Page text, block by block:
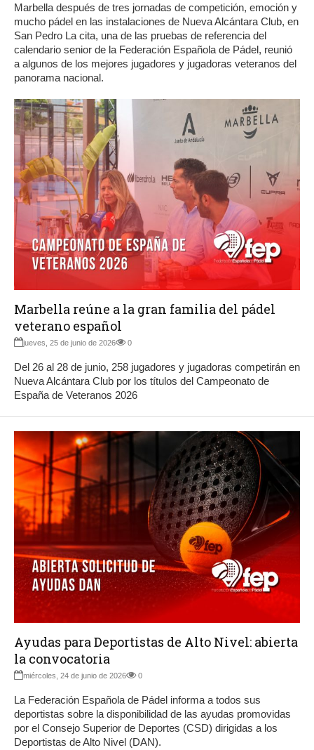
Marbella después de tres jornadas de competición, emoción y
mucho pádel en las instalaciones de Nueva Alcántara Club, en
San Pedro La cita, una de las pruebas de referencia del
calendario senior de la Federación Española de Pádel, reunió
a algunos de los mejores jugadores y jugadoras veteranos del
panorama nacional.
Marbella reúne a la gran familia del pádel
veterano español
jueves, 25 de junio de 2026 0
Del 26 al 28 de junio, 258 jugadores y jugadoras competirán en
Nueva Alcántara Club por los títulos del Campeonato de
España de Veteranos 2026
Ayudas para Deportistas de Alto Nivel: abierta
la convocatoria
miércoles, 24 de junio de 2026 0
La Federación Española de Pádel informa a todos sus
deportistas sobre la disponibilidad de las ayudas promovidas
por el Consejo Superior de Deportes (CSD) dirigidas a los
Deportistas de Alto Nivel (DAN).